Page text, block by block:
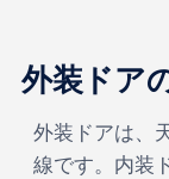
外装ドア
外装ドアは、
線です。内装